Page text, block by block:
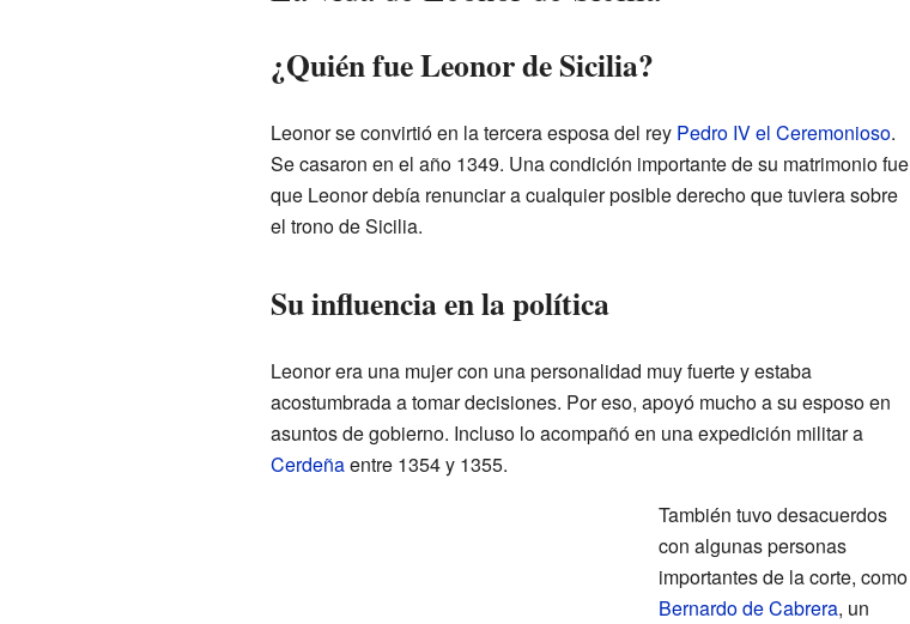
¿Quién fue Leonor de Sicilia?
Leonor se convirtió en la tercera esposa del rey Pedro IV el Ceremonioso.
Se casaron en el año 1349. Una condición importante de su matrimonio fue
que Leonor debía renunciar a cualquier posible derecho que tuviera sobre
el trono de Sicilia.
Su influencia en la política
Leonor era una mujer con una personalidad muy fuerte y estaba
acostumbrada a tomar decisiones. Por eso, apoyó mucho a su esposo en
asuntos de gobierno. Incluso lo acompañó en una expedición militar a
Cerdeñaentre 1354 y 1355.
También tuvo desacuerdos
con algunas personas
importantes de la corte, como
Bernardo de Cabrera, un